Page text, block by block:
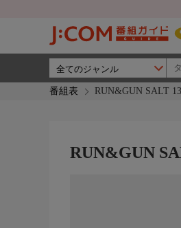
番組表 RUN&GUN SALT
RUN&GUN